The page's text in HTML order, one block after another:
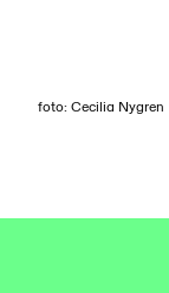
foto: Cecilia Nygren